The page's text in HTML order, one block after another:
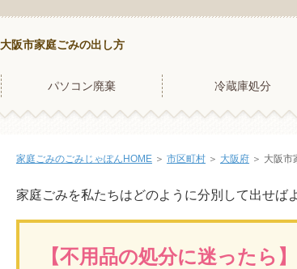
大阪市家庭ごみの出し方
パソコン廃棄 冷蔵庫処分
家庭ごみのごみじゃぽんHOME ＞ 市区町村 ＞ 大阪府 ＞ 大阪市
家庭ごみを私たちはどのように分別して出せば
【不用品の処分に迷ったら】